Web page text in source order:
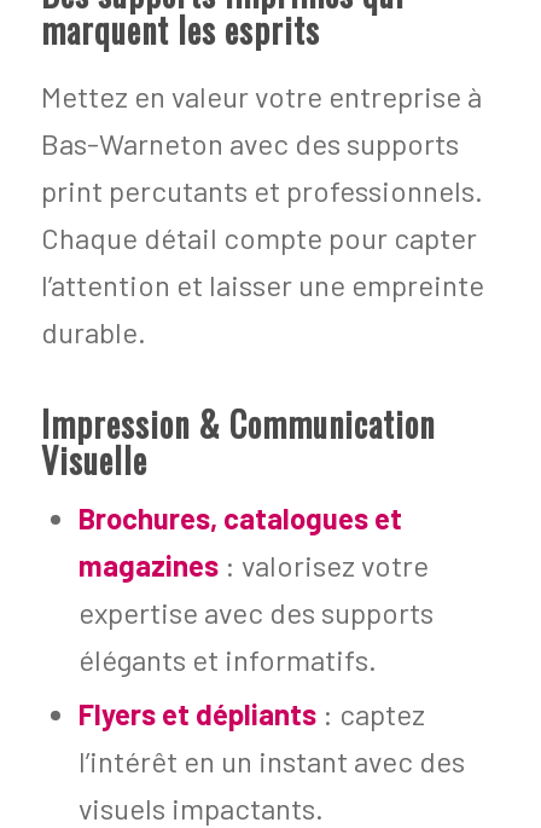
marquent les esprits
Mettez en valeur votre entreprise à
Bas-Warneton avec des supports
print percutants et professionnels.
Chaque détail compte pour capter
l’attention et laisser une empreinte
durable.
Impression & Communication
Visuelle
Brochures, catalogues et
magazines: valorisez votre
expertise avec des supports
élégants et informatifs.
Flyers et dépliants: captez
l’intérêt en un instant avec des
visuels impactants.